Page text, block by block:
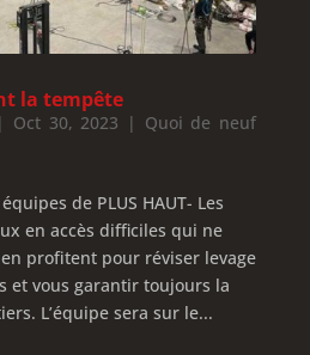
la tempête
Oct 30, 2023 | Quoi de neuf
de PLUS HAUT- Les
en accès difficiles qui ne
profitent pour réviser levage
et vous garantir toujours la
L’équipe sera sur le...